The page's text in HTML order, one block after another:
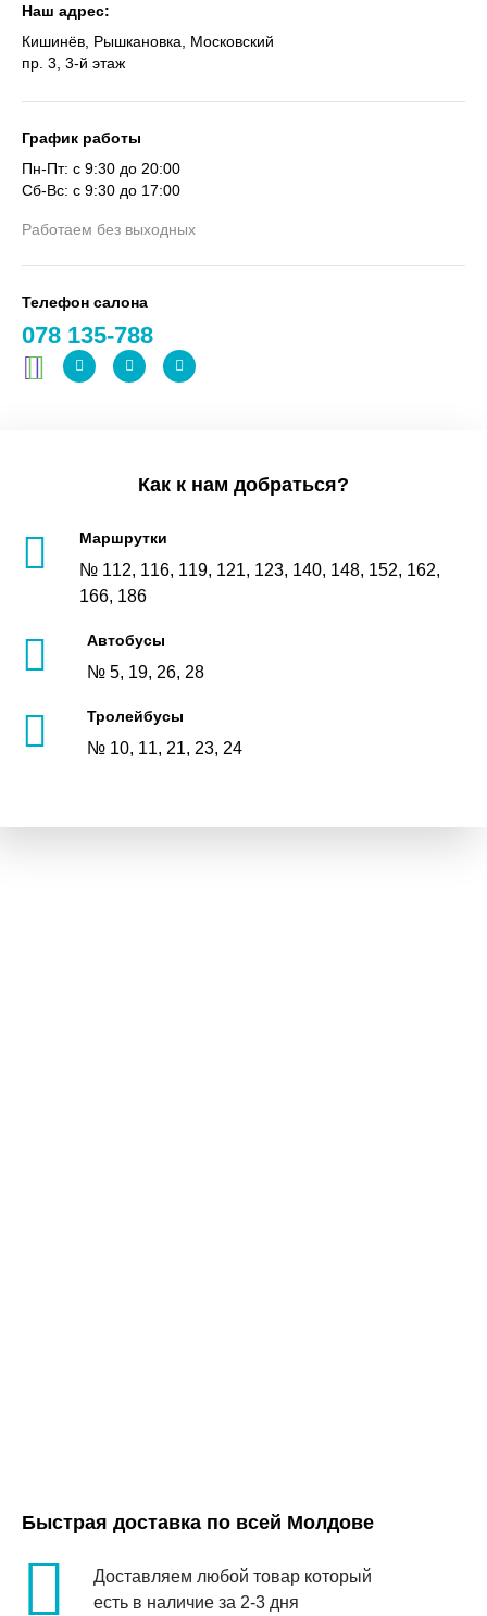
Наш адрес:
Кишинёв, Рышкановка, Московский
пр. 3, 3-й этаж
График работы
Пн-Пт: с 9:30 до 20:00
Сб-Вс: с 9:30 до 17:00
Работаем без выходных
Телефон салона
078 135-788
Как к нам добраться?
Маршрутки
№ 112, 116, 119, 121, 123, 140, 148, 152, 162,
166, 186
Автобусы
№ 5, 19, 26, 28
Тролейбусы
№ 10, 11, 21, 23, 24
Быстрая доставка по всей Молдове
Доставляем любой товар который
есть в наличие за 2-3 дня